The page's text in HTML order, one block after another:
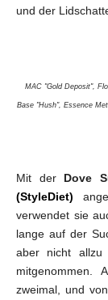
und der
MAC "Gold Deposit",
Base "Hush", Essence
Mit der Dove
(StyleDiet)
verwendet sie
lange auf der
aber nicht allzu
mitgenommen.
zweimal, und